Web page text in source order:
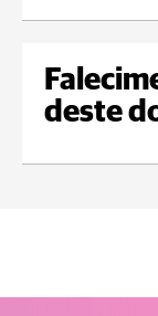
deste